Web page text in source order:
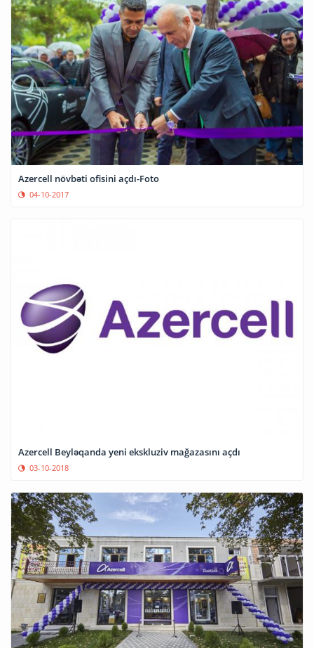
Azercell növbəti ofisini açdı-Foto
04-10-2017
Azercell Beyləqanda yeni ekskluziv mağazasını açdı
03-10-2018